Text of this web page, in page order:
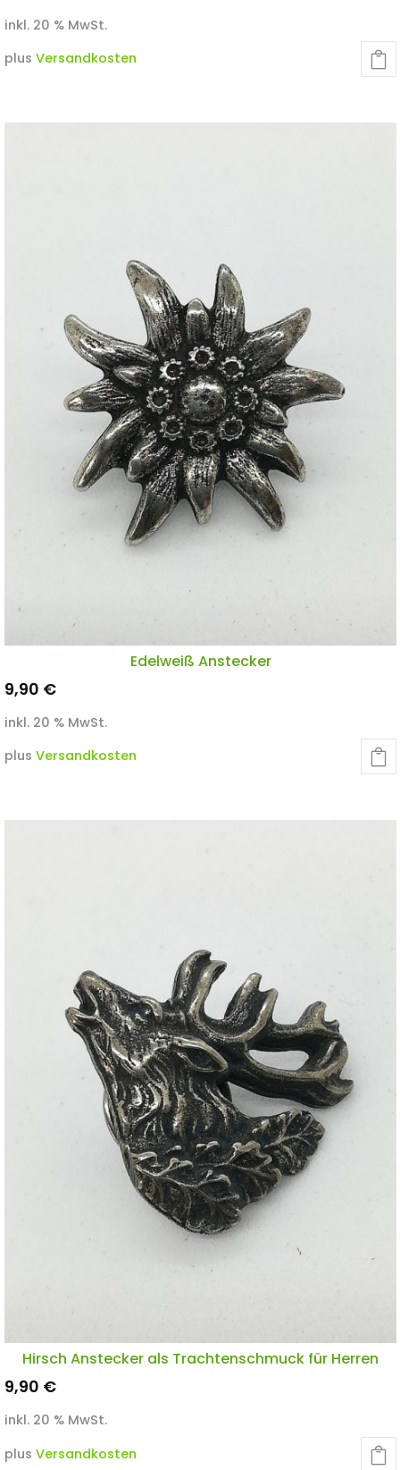
inkl. 20 % MwSt.
plus Versandkosten
Edelweiß Anstecker
9,90 €
inkl. 20 % MwSt.
plus Versandkosten
Hirsch Anstecker als Trachtenschmuck für Herren
9,90 €
inkl. 20 % MwSt.
plus Versandkosten